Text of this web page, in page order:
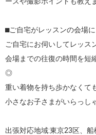
⬛︎ご自宅がレッスンの会場に
ご自宅にお伺いしてレッス
会場までの往復の時間を短
◎
重い着物を持ち歩かなくて
小さなお子さまがいらっし
出張対応地域:東京23区、